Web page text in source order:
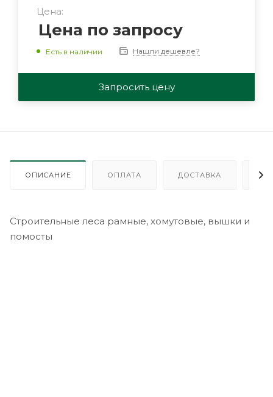
Цена:
Цена по запросу
Есть в наличии Нашли дешевле?
Запросить цену
ОПИСАНИЕ ОПЛАТА ДОСТАВКА
Строительные леса рамные, хомутовые, вышки и
помосты